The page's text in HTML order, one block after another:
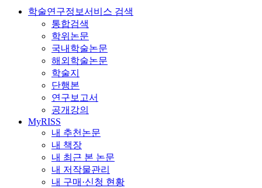
학술연구정보서비스 검색
통합검색
학위논문
국내학술논문
해외학술논문
학술지
단행본
연구보고서
공개강의
MyRISS
내 추천논문
내 책장
내 최근 본 논문
내 저작물관리
내 구매·신청 현황